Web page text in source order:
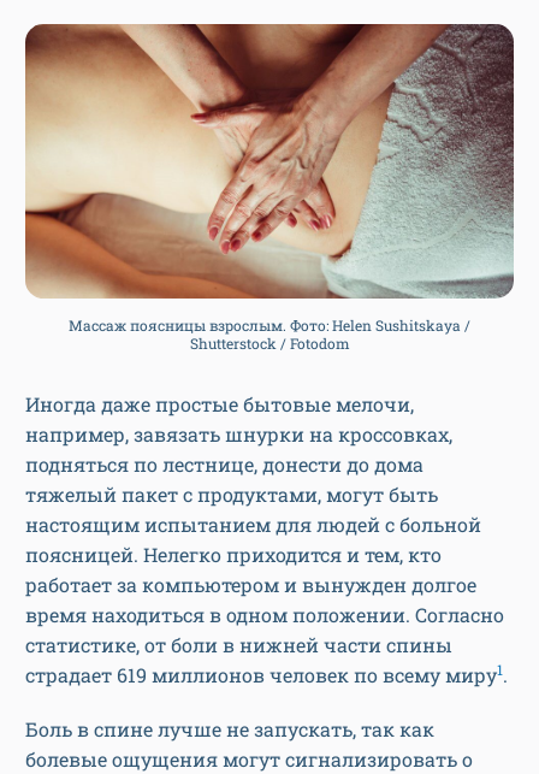
Массаж поясницы взрослым. Фото: Helen Sushitskaya /
Shutterstock / Fotodom
Иногда даже простые бытовые мелочи,
например, завязать шнурки на кроссовках,
подняться по лестнице, донести до дома
тяжелый пакет с продуктами, могут быть
настоящим испытанием для людей с больной
поясницей. Нелегко приходится и тем, кто
работает за компьютером и вынужден долгое
время находиться в одном положении. Согласно
статистике, от боли в нижней части спины
страдает 619 миллионов человек по всему миру1.
Боль в спине лучше не запускать, так как
болевые ощущения могут сигнализировать о